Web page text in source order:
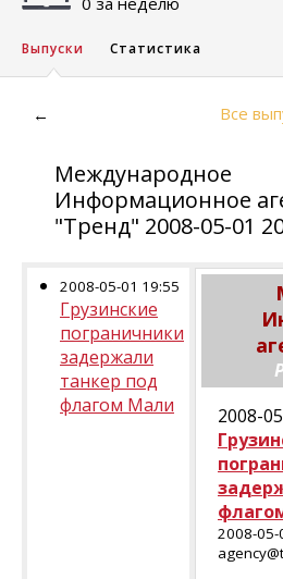
Выпуски Статистика
← Все
Международное
Информационное
"Тренд" 2008-05-01
2008-05-01 19:55
Грузинские
пограничники
задержали
танкер под
флагом Мали
2008-